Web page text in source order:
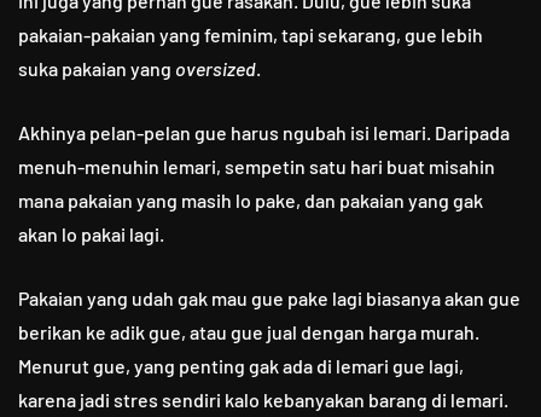
pakaian-pakaian yang feminim, tapi sekarang, gue lebih
suka pakaian yang oversized.
Akhinya pelan-pelan gue harus ngubah isi lemari. Daripada
menuh-menuhin lemari, sempetin satu hari buat misahin
mana pakaian yang masih lo pake, dan pakaian yang gak
akan lo pakai lagi.
Pakaian yang udah gak mau gue pake lagi biasanya akan gue
berikan ke adik gue, atau gue jual dengan harga murah.
Menurut gue, yang penting gak ada di lemari gue lagi,
karena jadi stres sendiri kalo kebanyakan barang di lemari.